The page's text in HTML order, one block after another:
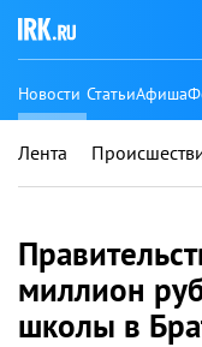
Новости СтатьиАфиша
Лента
миллион
школы в